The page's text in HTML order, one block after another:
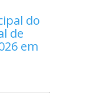
do
de
em